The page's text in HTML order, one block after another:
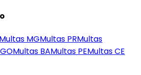
Multas MGMultas PRMultas
GOMultas BAMultas PEMultasCE